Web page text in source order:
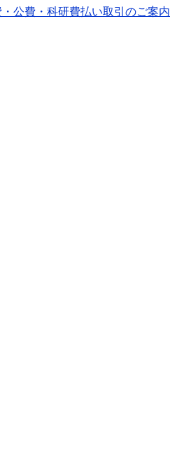
公費・科研費払い取引のご案内